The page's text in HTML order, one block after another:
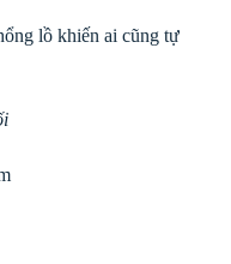
lồ khiến ai cũng tự